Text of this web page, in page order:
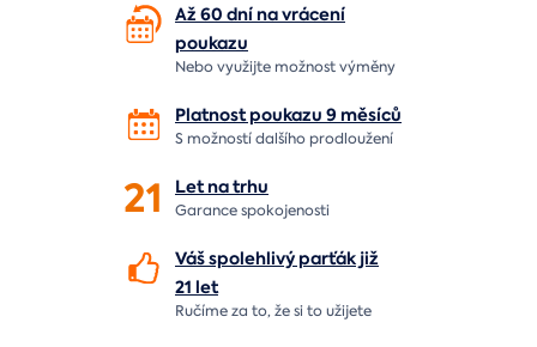
Až 60 dní na vrácení
poukazu
Nebo využijte možnost výměny
Platnost poukazu 9 měsíců
S možností dalšího prodloužení
21 Letna trhu
Garance spokojenosti
Váš spolehlivý parťák již
21 let
Ručíme za to,že si to užijete